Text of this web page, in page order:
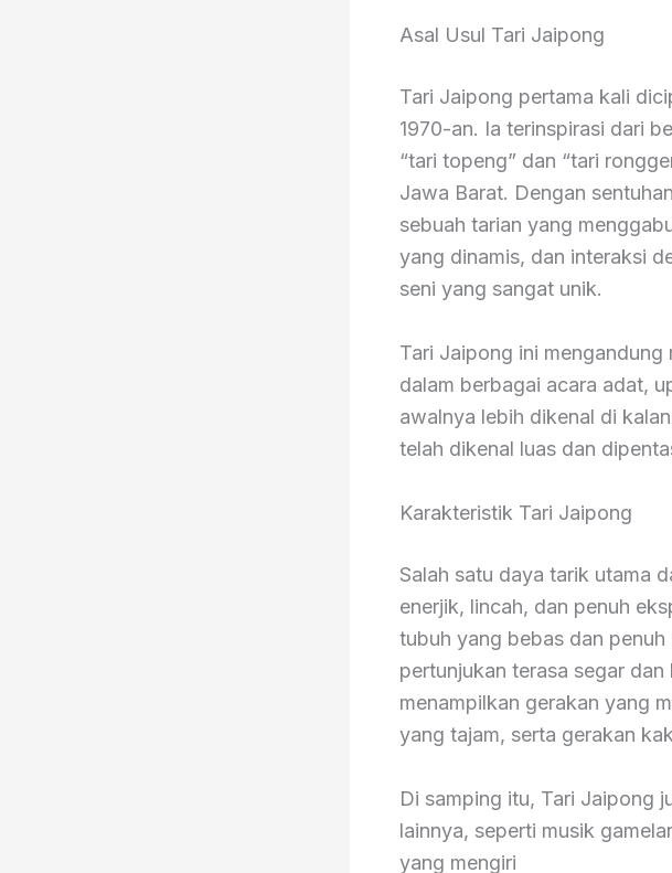
Asal Usul Tari Jaipong
Tari Jaipong pertama kali
1970-an. Ia terinspirasi dari
“tari topeng” dan “tari
Jawa Barat. Dengan
sebuah tarian yang
yang dinamis, dan interaksi
seni yang sangat unik.
Tari Jaipong ini
dalam berbagai acara adat,
awalnya lebih dikenal di
telah dikenal luas dan
Karakteristik Tari Jaipong
Salah satu daya tarik utama
enerjik, lincah, dan penuh
tubuh yang bebas dan
pertunjukan terasa segar
menampilkan gerakan yang
yang tajam, serta gerakan
Di samping itu, Tari Jaipong
lainnya, seperti musik
yang mengiri